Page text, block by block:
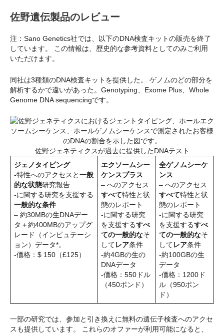
佐野遺伝製品のレビュー
注：Sano Genetics社では、以下のDNA検査キットの販売を終了
しています。 この情報は、歴史的な参考資料としてのみご利用
いただけます。
同社は3種類のDNA検査キットを提供した。 ゲノムのどの部分を
解析するかで違いがあった。Genotyping、Exome Plus、Whole
Genome DNA sequencingです。
佐野ジェネティクスが過去に提供したDNAテスト
ジェノタイピング
-特性へのアクセスと一般
的な状態研究報告
-に関する研究を支援する
一般的な条件
– 約30MBの生DNAデー
タ＋約400MBのアップグ
レード（インピュテーシ
ョン）データ*。
-価格：$ 150（£125）
エクソームシー
ケンスプラス
– へのアクセス
すべて特性と状
態のレポート
-に関する研究
を支援するすべ
ての一般的なそ
してレア条件
-約4GBの生の
DNAデータ
-価格：550ドル
（450ポンド）
全ゲノムシーケ
ンス
– へのアクセス
すべて特性と状
態のレポート
-に関する研究
を支援するすべ
ての一般的なそ
してレア条件
-約100GBの生
データ
-価格：1200ド
ル（950ポン
ド）
一部の研究では、参加と引き換えに無料の遺伝子検査へのアクセ
スも提供しています。 これらのオファーが利用可能になると、